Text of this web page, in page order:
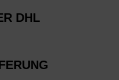
DHL